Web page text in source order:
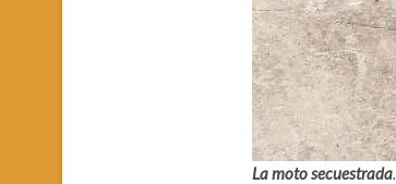
La moto secuestrada.